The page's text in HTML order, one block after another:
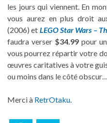
les jours qui viennent. En
vous aurez en plus droit
(2006) et LEGO Star Wars –
faudra verser $34.99 pour
vous pourrez répartir votre
œuvres caritatives à votre
ou moins dans le côté obscur…
Merci à RetrOtaku.